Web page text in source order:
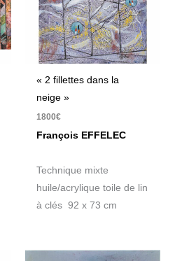
« 2 fillettes dans la
neige »
1800€
François EFFELEC
Technique mixte
huile/acrylique toile de lin
à clés 92 x 73 cm